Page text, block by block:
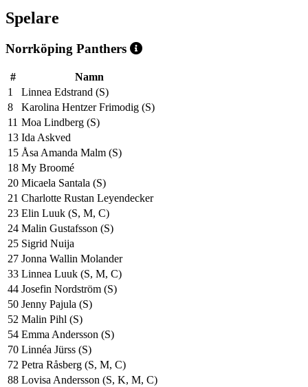
Spelare
Norrköping Panthers
#
Namn
1
Linnea Edstrand (S)
8
Karolina Hentzer Frimodig (S)
11 Moa Lindberg (S)
13 Ida Askved
15 Åsa Amanda Malm (S)
18 My Broomé
20 Micaela Santala (S)
21 Charlotte Rustan Leyendecker
23 Elin Luuk (S, M, C)
24 Malin Gustafsson (S)
25 Sigrid Nuija
27 Jonna Wallin Molander
33 Linnea Luuk (S, M, C)
44 Josefin Nordström (S)
50 Jenny Pajula (S)
52 Malin Pihl (S)
54 Emma Andersson (S)
70 Linnéa Jürss (S)
72 Petra Råsberg (S, M, C)
88 Lovisa Andersson (S, K, M, C)